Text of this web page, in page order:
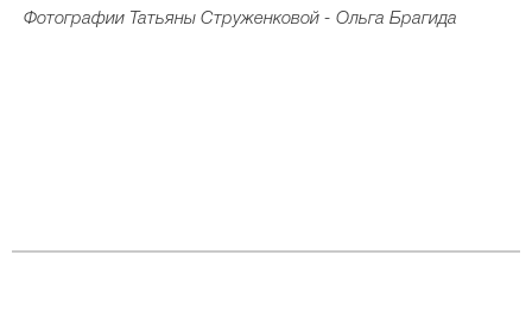
Фотографии Татьяны Струженковой - Ольга Брагида